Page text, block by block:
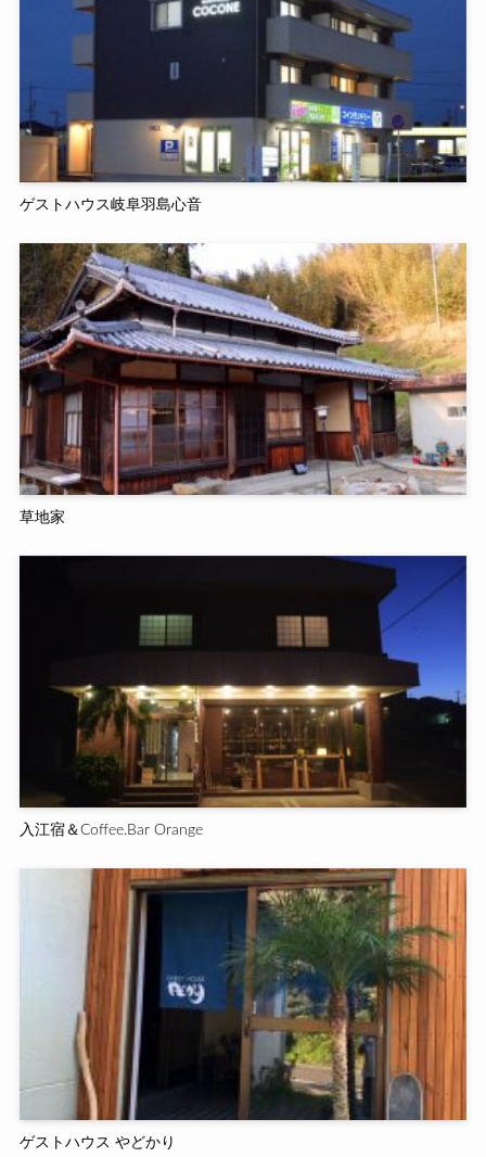
ゲストハウス岐阜羽島心音
草地家
入江宿＆Coffee.Bar Orange
ゲストハウス やどかり